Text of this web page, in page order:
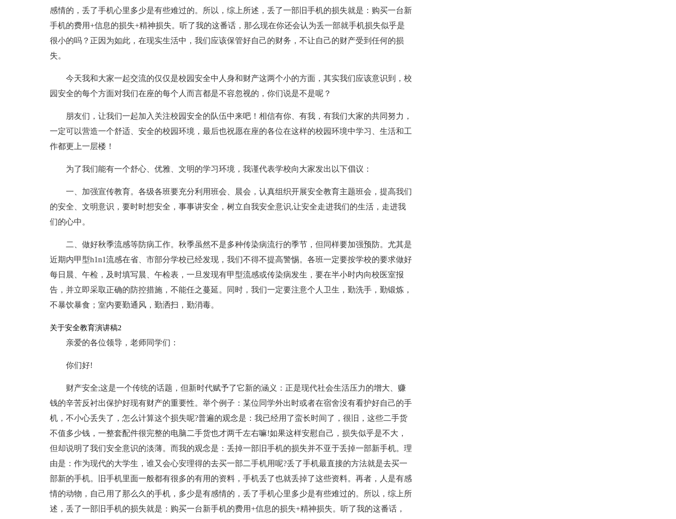
感情的，丢了手机心里多少是有些难过的。所以，综上所述，丢了一部旧手机的损失就是：购买一台新
手机的费用+信息的损失+精神损失。听了我的这番话，那么现在你还会认为丢一部就手机损失似乎是
很小的吗？正因为如此，在现实生活中，我们应该保管好自己的财务，不让自己的财产受到任何的损
失。
今天我和大家一起交流的仅仅是校园安全中人身和财产这两个小的方面，其实我们应该意识到，校
园安全的每个方面对我们在座的每个人而言都是不容忽视的，你们说是不是呢？
朋友们，让我们一起加入关注校园安全的队伍中来吧！相信有你、有我，有我们大家的共同努力，
一定可以营造一个舒适、安全的校园环境，最后也祝愿在座的各位在这样的校园环境中学习、生活和工
作都更上一层楼！
为了我们能有一个舒心、优雅、文明的学习环境，我谨代表学校向大家发出以下倡议：
一、加强宣传教育。各级各班要充分利用班会、晨会，认真组织开展安全教育主题班会，提高我们
的安全、文明意识，要时时想安全，事事讲安全，树立自我安全意识,让安全走进我们的生活，走进我
们的心中。
二、做好秋季流感等防病工作。秋季虽然不是多种传染病流行的季节，但同样要加强预防。尤其是
近期内甲型h1n1流感在省、市部分学校已经发现，我们不得不提高警惕。各班一定要按学校的要求做好
每日晨、午检，及时填写晨、午检表，一旦发现有甲型流感或传染病发生，要在半小时内向校医室报
告，并立即采取正确的防控措施，不能任之蔓延。同时，我们一定要注意个人卫生，勤洗手，勤锻炼，
不暴饮暴食；室内要勤通风，勤洒扫，勤消毒。
关于安全教育演讲稿2
亲爱的各位领导，老师同学们：
你们好!
财产安全;这是一个传统的话题，但新时代赋予了它新的涵义：正是现代社会生活压力的增大、赚
钱的辛苦反衬出保护好现有财产的重要性。举个例子：某位同学外出时或者在宿舍没有看护好自己的手
机，不小心丢失了，怎么计算这个损失呢?普遍的观念是：我已经用了蛮长时间了，很旧，这些二手货
不值多少钱，一整套配件很完整的电脑二手货也才两千左右嘛!如果这样安慰自己，损失似乎是不大，
但却说明了我们安全意识的淡薄。而我的观念是：丢掉一部旧手机的损失并不亚于丢掉一部新手机。理
由是：作为现代的大学生，谁又会心安理得的去买一部二手机用呢?丢了手机最直接的方法就是去买一
部新的手机。旧手机里面一般都有很多的有用的资料，手机丢了也就丢掉了这些资料。再者，人是有感
情的动物，自己用了那么久的手机，多少是有感情的，丢了手机心里多少是有些难过的。所以，综上所
述，丢了一部旧手机的损失就是：购买一台新手机的费用+信息的损失+精神损失。听了我的这番话，